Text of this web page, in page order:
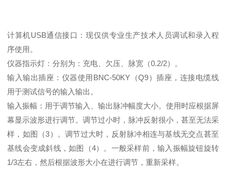
计算机USB通信接口：现仅供专业生产技术人员调试和录入程
序使用。
仪器指示灯：分别为：充电、欠压、脉宽（0.2/2）。
输入输出插座：仪器使用BNC-50KY（Q9）插座，连接电缆线
用于测试信号的输入输出。
输入振幅：用于调节输入、输出脉冲幅度大小。使用时应根据屏
幕显示波形进行调节。调节过小时，脉冲反射很小，甚至无法采
样，如图（3）。调节过大时，反射脉冲相连与基线无交点甚至
基线会变成斜线，如图（4）。一般采样前，输入振幅旋钮旋转
1/3左右，然后根据波形大小在进行调节，重新采样。